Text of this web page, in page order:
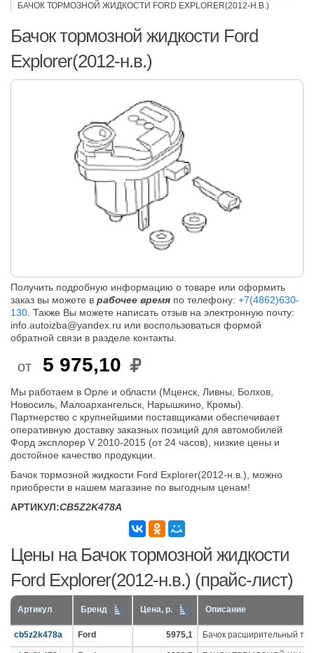
БАЧОК ТОРМОЗНОЙ ЖИДКОСТИ FORD EXPLORER(2012-Н.В.)
Бачок тормозной жидкости Ford
Explorer(2012-н.в.)
Получить подробную информацию о товаре или оформить
заказ вы можете в рабочее время по телефону: +7(4862)630-
130 . Также Вы можете написать отзыв на электронную почту:
info.autoizba@yandex.ru или воспользоваться формой
обратной связи в разделе контакты.
от 5 975,10
Мы работаем в Орле и области (Мценск, Ливны, Болхов,
Новосиль, Малоархангельск, Нарышкино, Кромы).
Партнерство с крупнейшими поставщиками обеспечивает
оперативную доставку заказных позиций для автомобилей
Форд эксплорер V 2010-2015 (от 24 часов), низкие цены и
достойное качество продукции.
Бачок тормозной жидкости Ford Explorer(2012-н.в.), можно
приобрести в нашем магазине по выгодным ценам!
АРТИКУЛ:CB5Z2K478A
Цены на Бачок тормозной жидкости
Ford Explorer(2012-н.в.) (прайс-лист)
Артикул Бренд Цена, р. Описание
cb5z2k478a Ford 5975,1 Бачок расширительный